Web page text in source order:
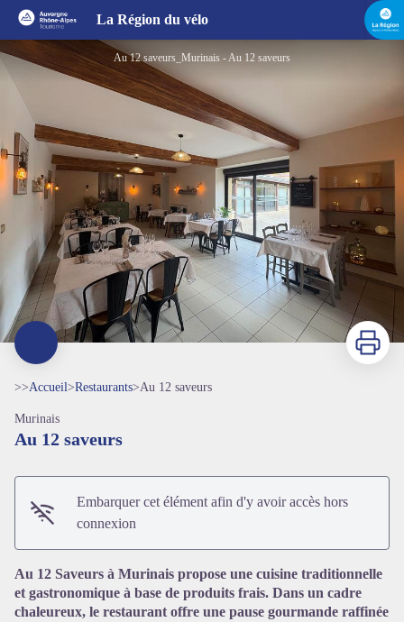
La Région du vélo
Au 12 saveurs_Murinais - Au 12 saveurs
Voir l'image en plein écran
Imprimer
>>Accueil>Restaurants>Au 12 saveurs
Murinais
Au 12 saveurs
Embarquer cet élément afin d'y avoir accès hors
connexion
Au 12 Saveurs à Murinais propose une cuisine traditionnelle
et gastronomique à base de produits frais. Dans un cadre
chaleureux, le restaurant offre une pause gourmande raffinée